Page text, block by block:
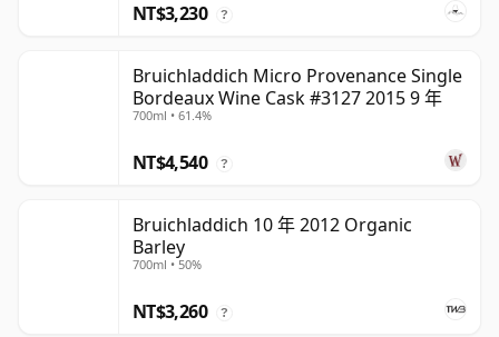
NT$3,230 ?
Bruichladdich Micro Provenance Single
Bordeaux Wine Cask #3127 2015 9 年
700ml • 61.4%
NT$4,540 ?
Bruichladdich 10 年 2012 Organic
Barley
700ml • 50%
NT$3,260 ?